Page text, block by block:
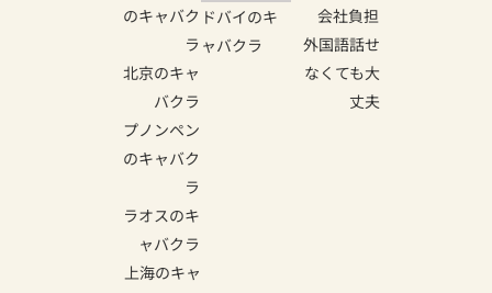
のキャバク
ラ
北京のキャ
バクラ
プノンペン
のキャバク
ラ
ラオスのキ
ャバクラ
上海のキャ
ドバイのキ
ャバクラ
会社負担
外国語話せ
なくても大
丈夫